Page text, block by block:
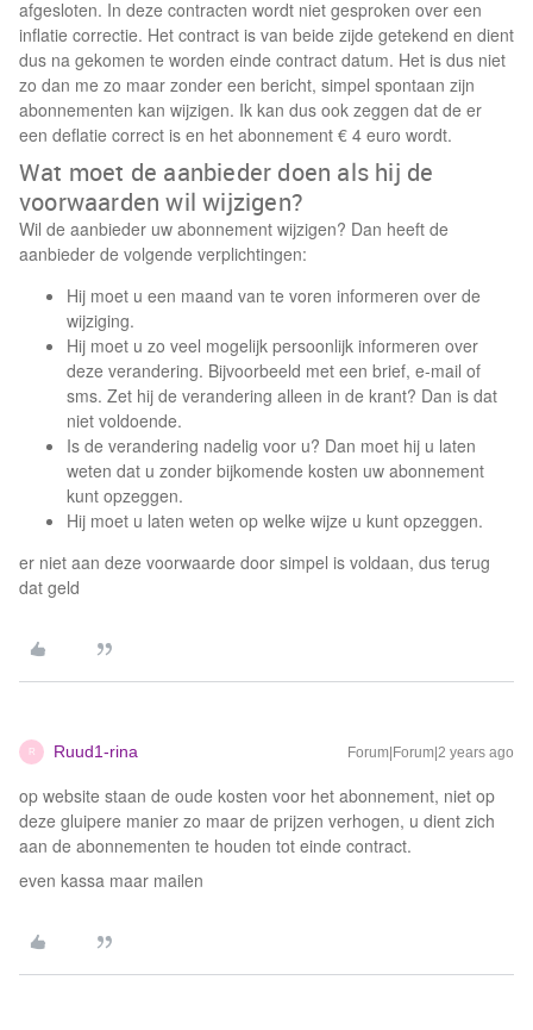
afgesloten. In deze contracten wordt niet gesproken over een
inflatie correctie. Het contract is van beide zijde getekend en dient
dus na gekomen te worden einde contract datum. Het is dus niet
zo dan me zo maar zonder een bericht, simpel spontaan zijn
abonnementen kan wijzigen. Ik kan dus ook zeggen dat de er
een deflatie correct is en het abonnement € 4 euro wordt.
Wat moet de aanbieder doen als hij de
voorwaarden wil wijzigen?
Wil de aanbieder uw abonnement wijzigen? Dan heeft de
aanbieder de volgende verplichtingen:
Hij moet u een maand van te voren informeren over de
wijziging.
Hij moet u zo veel mogelijk persoonlijk informeren over
deze verandering. Bijvoorbeeld met een brief, e-mail of
sms. Zet hij de verandering alleen in de krant? Dan is dat
niet voldoende.
Is de verandering nadelig voor u? Dan moet hij u laten
weten dat u zonder bijkomende kosten uw abonnement
kunt opzeggen.
Hij moet u laten weten op welke wijze u kunt opzeggen.
er niet aan deze voorwaarde door simpel is voldaan, dus terug
dat geld
R Ruud1-rina Forum|Forum|2 years ago
op website staan de oude kosten voor het abonnement, niet op
deze gluipere manier zo maar de prijzen verhogen, u dient zich
aan de abonnementen te houden tot einde contract.
even kassa maar mailen